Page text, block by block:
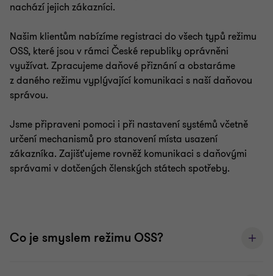
nachází jejich zákazníci.
Našim klientům nabízíme registraci do všech typů režimu
OSS, které jsou v rámci České republiky oprávněni
využívat. Zpracujeme daňové přiznání a obstaráme
z daného režimu vyplývající komunikaci s naší daňovou
správou.
Jsme připraveni pomoci i při nastavení systémů včetně
určení mechanismů pro stanovení místa usazení
zákazníka. Zajišťujeme rovněž komunikaci s daňovými
správami v dotčených členských státech spotřeby.
Co je smyslem režimu OSS?